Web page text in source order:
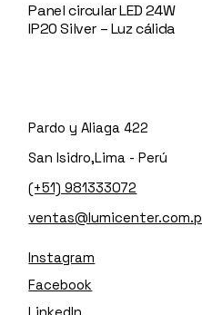
Panel circular LED 24W
IP20 Silver – Luz cálida
Pardo y Aliaga 422
San Isidro,Lima - Perú
(+51) 981333072
Instagram
Facebook